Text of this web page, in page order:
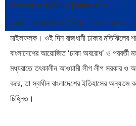
পূর্ব ইউরোপ বনাম তুরস্ক: শত…
বিশেষ সংবাদ প্রতিবেদন | পালস বাংলাদেশ
বাংলাদেশের রাজনীতির ইতিহাসে ২০১৩ সালের
মাইলফলক। ওই দিন রাজধানী ঢাকার মতিঝিলের
বাংলাদেশের আয়োজিত ‘ঢাকা অবরোধ’ ও পরবর্তী
মধ্যরাতে তৎকালীন আওয়ামী লীগ লীগ সরকার ও
করে, তা স্বাধীন বাংলাদেশের ইতিহাসের
চিহ্নিত।